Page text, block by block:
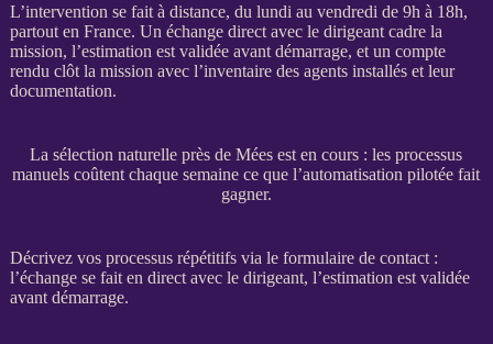
L’intervention se fait à distance, du lundi au vendredi de 9h à 18h,
partout en France. Un échange direct avec le dirigeant cadre la
mission, l’estimation est validée avant démarrage, et un compte
rendu clôt la mission avec l’inventaire des agentsinstallés et leur
documentation.
La sélection naturelle près de Mées est en cours : les processus
manuels coûtent chaque semaine ce que l’automatisation pilotée fait
gagner.
Décrivez vos processusrépétitifs via le formulaire de contact:
l’échange se fait en direct avec le dirigeant, l’estimation est validée
avant démarrage.